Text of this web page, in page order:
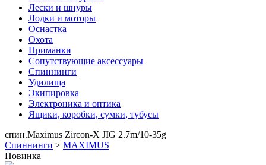
Лески и шнуры
Лодки и моторы
Оснастка
Охота
Приманки
Сопутствующие аксессуары
Спиннинги
Удилища
Экипировка
Электроника и оптика
Ящики, коробки, сумки, тубусы
спин.Maximus Zircon-X JIG 2.7m/10-35g
Спиннинги > MAXIMUS
Новинка